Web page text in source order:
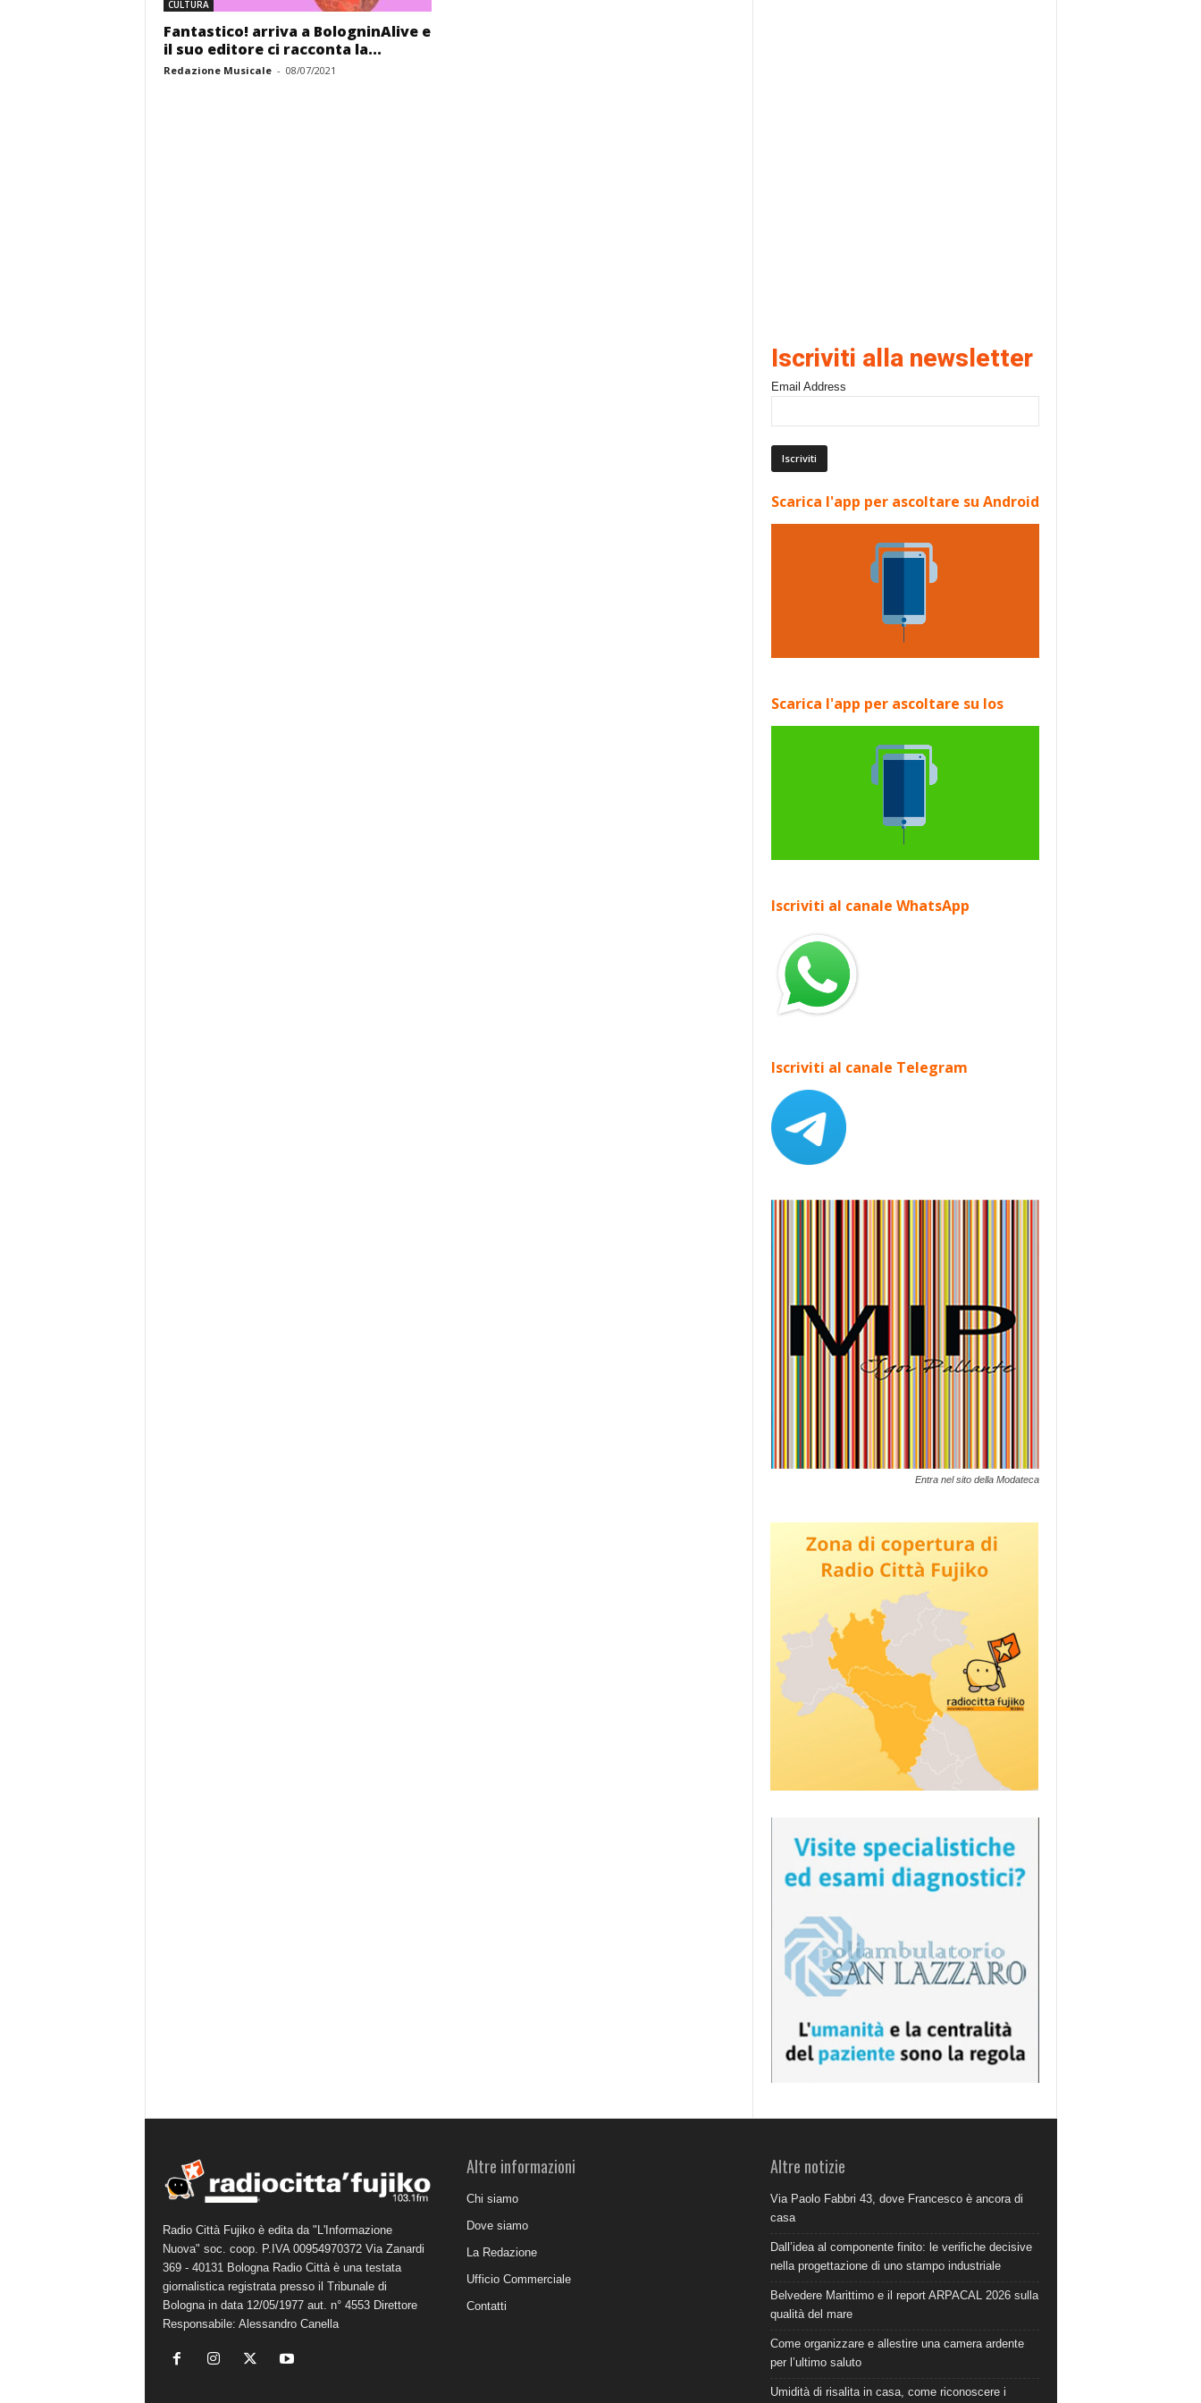
CULTURA
Fantastico! arriva a BologninAlive e
il suo editore ci racconta la...
Redazione Musicale - 08/07/2021
Iscriviti alla newsletter
Email Address
Scarica l'app per ascoltare su Android
Scarica l'app per ascoltare su Ios
Iscriviti al canale WhatsApp
Iscriviti al canale Telegram
Entra nel sito della Modateca
Radio Città Fujiko è edita da "L'Informazione
Nuova" soc. coop. P.IVA 00954970372 Via Zanardi
369 - 40131 Bologna Radio Città è una testata
giornalistica registrata presso il Tribunale di
Bologna in data 12/05/1977 aut. n° 4553 Direttore
Responsabile: Alessandro Canella
Altre informazioni
Chi siamo
Dove siamo
La Redazione
Ufficio Commerciale
Contatti
Altre notizie
Via Paolo Fabbri 43, dove Francesco è ancora di
casa
Dall’idea al componente finito: le verifiche decisive
nella progettazione di uno stampo industriale
Belvedere Marittimo e il report ARPACAL 2026 sulla
qualità del mare
Come organizzare e allestire una camera ardente
per l’ultimo saluto
Umidità di risalita in casa, come riconoscere i